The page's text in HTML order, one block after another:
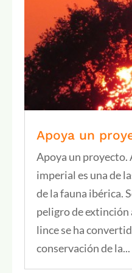
Apoya un
Apoya un proyecto.
imperial es una de
de la fauna ibérica.
peligro de extinción
lince se ha
conservación de la...